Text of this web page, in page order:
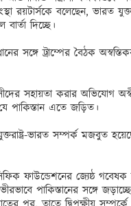
রয়টার্সকে বলেছেন, ভারত
দিচ্ছে।
সঙ্গে ট্রাম্পের বৈঠক
সহায়তা করার অভিযোগ
পাকিস্তান এতে জড়িত।
ভারত সম্পর্ক মজবুত
ফাউন্ডেশনের জ্যেষ্ঠ
পাকিস্তানের সঙ্গে